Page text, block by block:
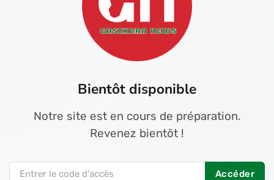
Bientôt disponible
Notre site est en cours de préparation.
Revenez bientôt !
Accéder